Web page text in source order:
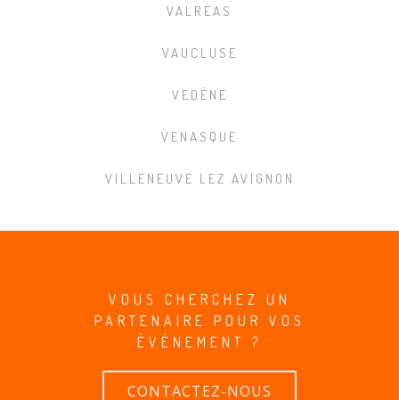
VALRÉAS
VAUCLUSE
VEDÈNE
VENASQUE
VILLENEUVE LEZ AVIGNON
VOUS CHERCHEZ UN
PARTENAIRE POUR VOS
ÉVÉNEMENT ?
CONTACTEZ-NOUS